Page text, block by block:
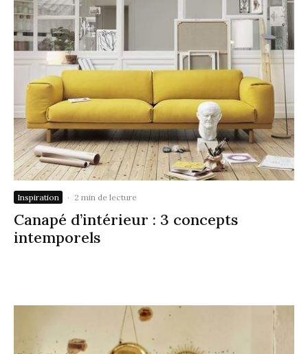
Inspiration · 2 min de lecture
Canapé d’intérieur : 3 concepts
intemporels